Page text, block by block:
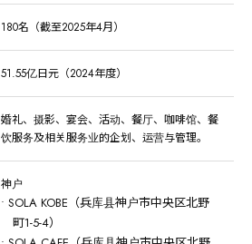
180名（截至2025年4月）
51.55亿日元（2024年度）
婚礼、摄影、宴会、活动、餐厅、咖啡馆、餐
饮服务及相关服务业的企划、运营与管理。
神户
• SOLA KOBE（兵库县神户市中央区北野
町1-5-4）